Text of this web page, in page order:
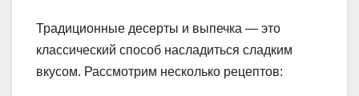
Традиционные десерты и выпечка — это
классический способ насладиться сладким
вкусом. Рассмотрим несколько рецептов: